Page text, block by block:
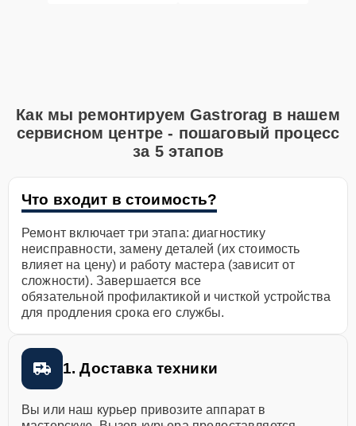
Как мы ремонтируем Gastrorag в нашем
сервисном центре - пошаговый процесс
за 5 этапов
Что входит в стоимость?
Ремонт включает три этапа: диагностику
неисправности, замену деталей (их стоимость
влияет на цену) и работу мастера (зависит от
сложности). Завершается все
обязательной профилактикой и чисткой устройства
для продления срока его службы.
1. Доставка техники
Вы или наш курьер привозите аппарат в